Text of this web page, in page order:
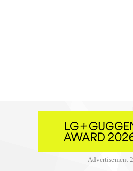
Advertisement